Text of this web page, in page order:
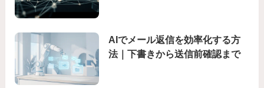
AIでメール返信を効率化する方
法｜下書きから送信前確認まで